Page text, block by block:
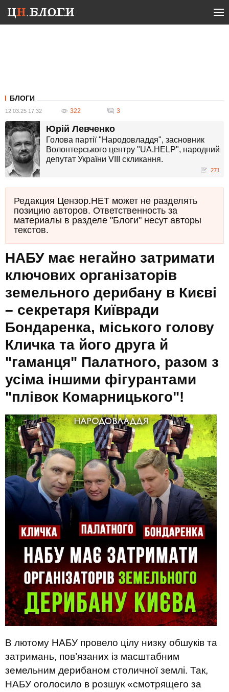
БЛОГИ
12.03.25 17:32 322 3
Юрій Левченко
Голова партії "Народовладдя", засновник
Волонтерського центру "UA.HELP", народний
депутат України VIII скликання.
271
Редакция Цензор.НЕТ может не разделять
позицию авторов. Ответственность за
материалы в разделе "Блоги" несут авторы
текстов.
НАБУ має негайно затримати
ключових організаторів
земельного дерибану в Києві
– секретаря Київради
Бондаренка, міського голову
Кличка та його друга й
"гаманця" Палатного, разом з
усіма іншими фігурантами
"плівок Комарницького"!
В лютому НАБУ провело цілу низку обшуків та
затримань, пов’язаних із масштабним
земельним дерибаном столичної землі. Так,
НАБУ оголосило в розшук «смотрящего за